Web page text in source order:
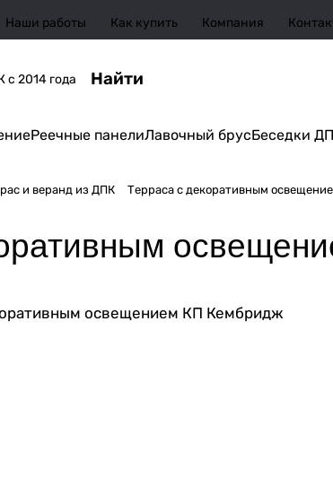
Наши работы Как купить Компания
2014 года
Реечные панелиЛавочный брусБеседки
и веранд из ДПК Терраса с декоративным